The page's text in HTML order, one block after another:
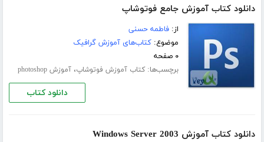
دانلود کتاب آموزش جامع فوتوشاپ
از:فاطمه حسنی
موضوع:کتاب‌های آموزش گرافیک
۰ صفحه
برچسب‌ها:کتاب آموزش فوتوشاپ،آموزش photoshop
دانلود کتاب
دانلود کتاب آموزش Windows Server 2003